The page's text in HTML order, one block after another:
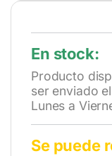
En stock:
Producto
ser enviado
Lunes a
Se puede